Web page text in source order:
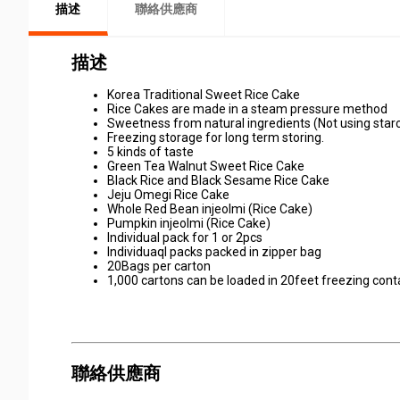
描述 聯絡供應商
描述
Korea Traditional Sweet Rice Cake
Rice Cakes are made in a steam pressure method
Sweetness from natural ingredients (Not using
Freezing storage for long term storing.
5 kinds of taste
Green Tea Walnut Sweet Rice Cake
Black Rice and Black Sesame Rice Cake
Jeju Omegi Rice Cake
Whole Red Bean injeolmi (Rice Cake)
Pumpkin injeolmi (Rice Cake)
Individual pack for 1 or 2pcs
Individuaql packs packed in zipper bag
20Bags per carton
1,000 cartons can be loaded in 20feet freezing
聯絡供應商